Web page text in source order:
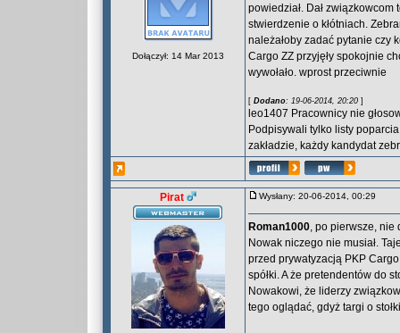
Dołączył: 14 Mar 2013
powiedział. Dał
stwierdzenie o kłótniach.
należałoby zadać pytanie czy
Cargo ZZ przyjęły spokojnie
wywołało. wprost przeciwnie
[ Dodano: 19-06-2014, 20:20 ]
leo1407 Pracownicy nie
Podpisywali tylko listy
zakładzie, każdy kandydat
Pirat Wysłany: 20-06-2014, 00:29
Roman1000, po pierwsze, nie
Nowak niczego nie musiał.
przed prywatyzacją PKP
spółki. A że pretendentów do
Nowakowi, że liderzy
tego oglądać, gdyż targi o